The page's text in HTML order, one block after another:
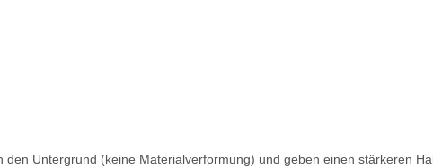
Untergrund (keine Materialverformung) und geben einen stärkeren